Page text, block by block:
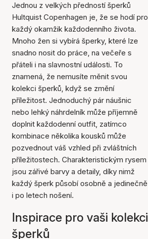
Jednou z velkých předností šperků
Hultquist Copenhagen je, že se hodí pro
každý okamžik každodenního života.
Mnoho žen si vybírá šperky, které lze
snadno nosit do práce, na večeře s
přáteli i na slavnostní události. To
znamená, že nemusíte měnit svou
kolekci šperků, když se změní
příležitost. Jednoduchý pár náušnic
nebo lehký náhrdelník může příjemně
doplnit každodenní outfit, zatímco
kombinace několika kousků může
pozvednout váš vzhled při zvláštních
příležitostech. Charakteristickým rysem
jsou zářivé barvy a detaily, díky nimž
každý šperk působí osobně a jedinečně
i po letech nošení.
Inspirace pro vaši kolekci
šperků